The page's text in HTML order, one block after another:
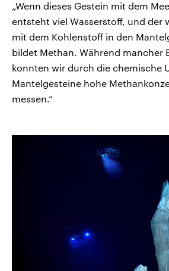
„Wenn dieses Gestein mit dem
entsteht viel Wasserstoff, und der
mit dem Kohlenstoff in den
bildet Methan. Während mancher
konnten wir durch die chemische
Mantelgesteine hohe
messen.“